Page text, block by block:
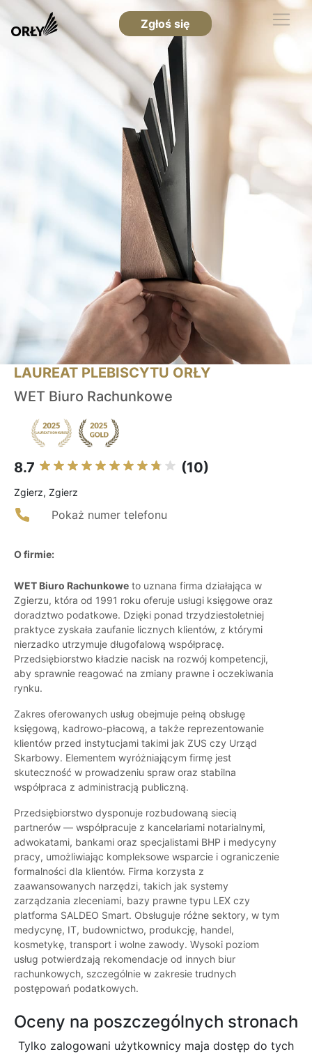
Zgłoś się
LAUREAT PLEBISCYTU ORŁY
WET Biuro Rachunkowe
8.7 (10)
Zgierz, Zgierz
Pokaż numer telefonu
O firmie:
WET Biuro Rachunkowe to uznana firma działająca w
Zgierzu, która od 1991 roku oferuje usługi księgowe oraz
doradztwo podatkowe. Dzięki ponad trzydziestoletniej
praktyce zyskała zaufanie licznych klientów, z którymi
nierzadko utrzymuje długofalową współpracę.
Przedsiębiorstwo kładzie nacisk na rozwój kompetencji,
aby sprawnie reagować na zmiany prawne i oczekiwania
rynku.
Zakres oferowanych usług obejmuje pełną obsługę
księgową, kadrowo-płacową, a także reprezentowanie
klientów przed instytucjami takimi jak ZUS czy Urząd
Skarbowy. Elementem wyróżniającym firmę jest
skuteczność w prowadzeniu spraw oraz stabilna
współpraca z administracją publiczną.
Przedsiębiorstwo dysponuje rozbudowaną siecią
partnerów — współpracuje z kancelariami notarialnymi,
adwokatami, bankami oraz specjalistami BHP i medycyny
pracy, umożliwiając kompleksowe wsparcie i ograniczenie
formalności dla klientów. Firma korzysta z
zaawansowanych narzędzi, takich jak systemy
zarządzania zleceniami, bazy prawne typu LEX czy
platforma SALDEO Smart. Obsługuje różne sektory, w tym
medycynę, IT, budownictwo, produkcję, handel,
kosmetykę, transport i wolne zawody. Wysoki poziom
usług potwierdzają rekomendacje od innych biur
rachunkowych, szczególnie w zakresie trudnych
postępowań podatkowych.
Oceny na poszczególnych stronach
Tylko zalogowani użytkownicy maja dostęp do tych